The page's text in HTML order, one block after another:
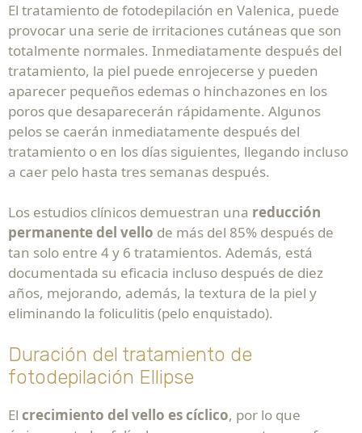
El tratamiento de fotodepilación en Valenica, puede
provocar una serie de irritaciones cutáneas que son
totalmente normales. Inmediatamente después del
tratamiento, la piel puede enrojecerse y pueden
aparecer pequeños edemas o hinchazones en los
poros que desaparecerán rápidamente. Algunos
pelos se caerán inmediatamente después del
tratamiento o en los días siguientes, llegando incluso
a caer pelo hasta tres semanas después.
Los estudios clínicos demuestran una reducción
permanente del vello de más del 85% después de
tan solo entre 4 y 6 tratamientos. Además, está
documentada su eficacia incluso después de diez
años, mejorando, además, la textura de la piel y
eliminando la foliculitis (pelo enquistado).
Duración del tratamiento de
fotodepilación Ellipse
El crecimiento del vello es cíclico, por lo que